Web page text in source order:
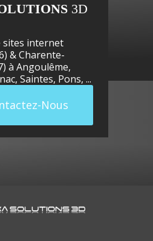
-
3D
sites internet
& Charente-
à Angoulême,
, Saintes, Pons, ...
Nous